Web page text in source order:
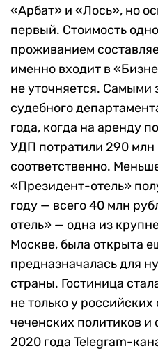
«Арбат» и «Лось», но
первый. Стоимость
проживанием
именно входит в
не уточняется. Самыми
судебного
года, когда на аренду
УДП потратили 290 млн
соответственно.
«Президент-отель»
году — всего 40 млн
отель» — одна из
Москве, была открыта
предназначалась для
страны. Гостиница
не только у
чеченских политиков и
2020 года Telegram-